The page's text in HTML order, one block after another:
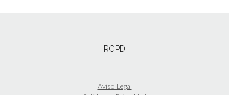
RGPD
Aviso Legal